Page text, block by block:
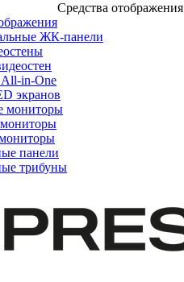
Средства отображения
ЖК-панели
in-One
экранов
мониторы
панели
трибуны